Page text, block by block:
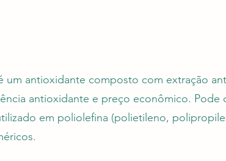
um antioxidante composto com extração
antioxidante e preço econômico.
em poliolefina (polietileno,